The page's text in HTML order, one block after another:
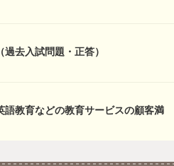
去入試問題・正答）
語教育などの教育サービスの顧客満